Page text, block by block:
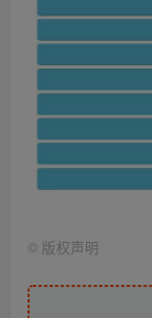
© 版权声明